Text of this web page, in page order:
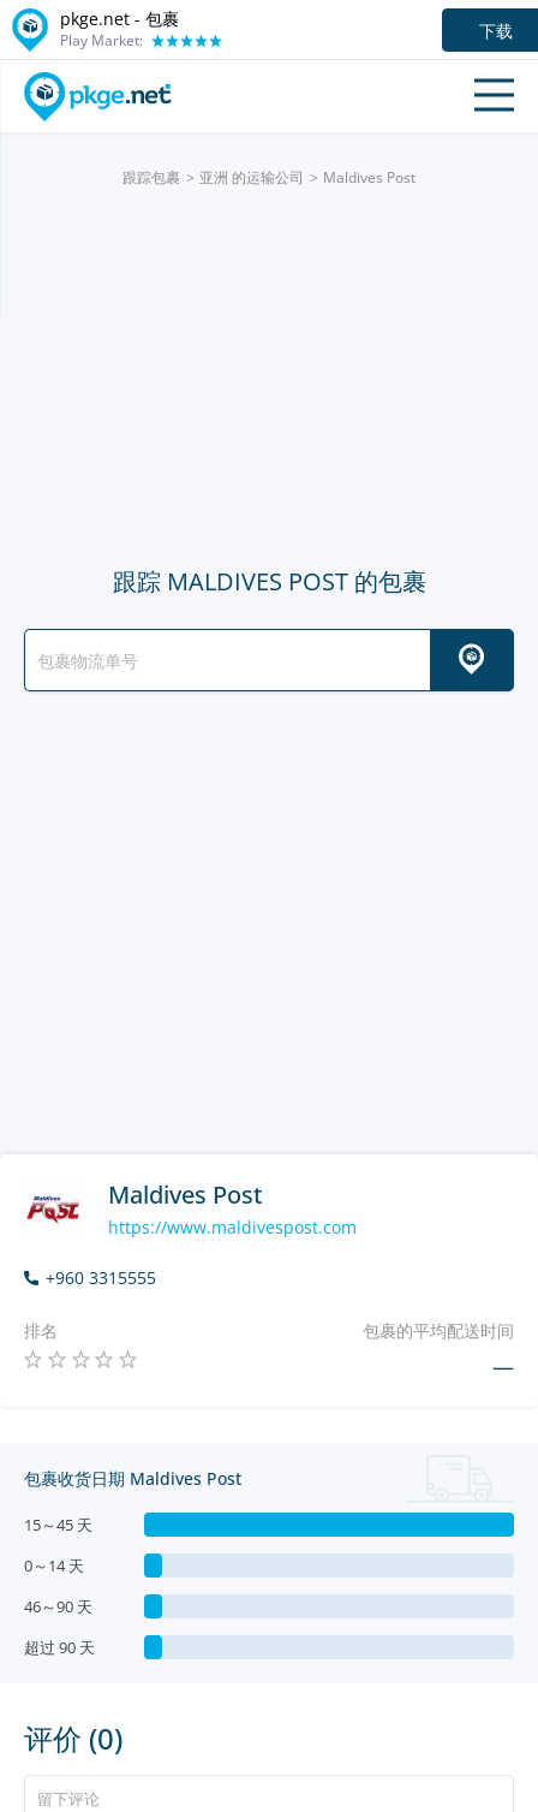
pkge.net - 包裹
Play Market: 下载
跟踪包裹 亚洲 的运输公司 Maldives Post
跟踪 MALDIVES POST 的包裹
Maldives Post
https://www.maldivespost.com
+960 3315555
排名 包裹的平均配送时间
—
包裹收货日期 Maldives Post
15～45 天
0～14 天
46～90 天
超过 90 天
评价 (0)